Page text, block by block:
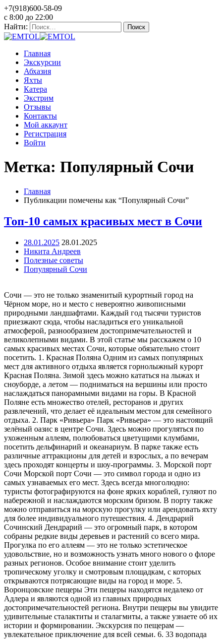
+7(918)600-58-09
c 8:00 до 22:00
Найти:
Главная
Экскурсии
Абхазия
Яхты
Катера
Экстрим
Отзывы
Контакты
Мой аккаунт
Регистрация
Войти
Метка: Популярный Сочи
Главная
Публикации помечены как “Популярный Сочи”
Топ-10 самых красивых мест в Сочи
28.01.2025 28.01.2025
Никита Андреев
Полезные советы
Популярный Сочи
Сочи — это не только знаменитый курортный город на
Чёрном море, но и место с невероятно живописными
природными ландшафтами. Каждый год тысячи туристов
приезжают сюда, чтобы насладиться его уникальной
атмосферой, разнообразием достопримечательностей и
великолепными видами. В этой статье мы расскажем о 10
самых красивых местах Сочи, которые обязательно стоит
посетить. 1. Красная Поляна Одним из самых популярных
мест для активного отдыха является горнолыжный курорт
Красная Поляна. Зимой здесь можно кататься на лыжах и
сноуборде, а летом — подниматься на вершины или просто
наслаждаться панорамными видами на горы. В Красной
Поляне есть множество отелей, ресторанов и других
развлечений, что делает её идеальным местом для семейного
отдыха. 2. Парк «Ривьера» Парк «Ривьера» — это настоящий
зелёный оазис в центре Сочи. Здесь можно прогуляться по
ухоженным аллеям, полюбоваться цветущими клумбами,
посетить дельфинарий и океанариум. В парке также есть
различные аттракционы для детей и взрослых, а по вечерам
здесь проходят концерты и шоу-программы. 3. Морской порт
Сочи Морской порт Сочи — это символ города и одно из
самых узнаваемых его мест. Здесь всегда многолюдно:
туристы фотографируются на фоне ярких кораблей, гуляют по
набережной и наслаждаются морским бризом. В порту также
можно отправиться на морскую прогулку или арендовать яхту
для более индивидуального путешествия. 4. Дендрарий
Сочинский Дендрарий — это огромный парк, в котором
собраны редкие виды деревьев и растений со всего мира.
Прогулка по его аллеям — это не только эстетическое
удовольствие, но и возможность узнать много нового о флоре
разных регионов. Особое внимание стоит уделить
тропическому уголку и смотровым площадкам, с которых
открываются потрясающие виды на город и море. 5.
Воронцовские пещеры Эти пещеры находятся недалеко от
Адлера и являются одной из главных природных
достопримечательностей региона. Внутри пещеры вы увидите
удивительные сталактиты и сталагмиты, а также узнаете об их
истории и формировании. Экскурсия по пещерам —
увлекательное приключение для всей семьи. 6. 33 водопада